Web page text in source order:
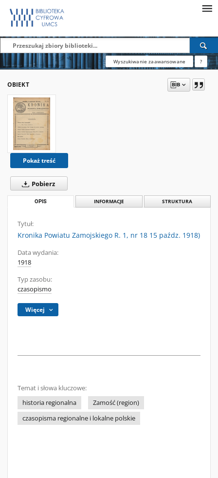
Wyszukiwanie zaawansowane ?
OBIEKT
Pokaż treść
Pobierz
OPIS INFORMACJE STRUKTURA
Tytuł:
Kronika Powiatu Zamojskiego R. 1, nr 18 15 paźdz. 1918)
Data wydania:
1918
Typ zasobu:
czasopismo
Więcej
Temat i słowa kluczowe:
historia regionalna
Zamość (region)
czasopisma regionalne i lokalne polskie